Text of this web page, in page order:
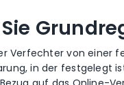
Sie
Verfechter von einer
in der festgelegt